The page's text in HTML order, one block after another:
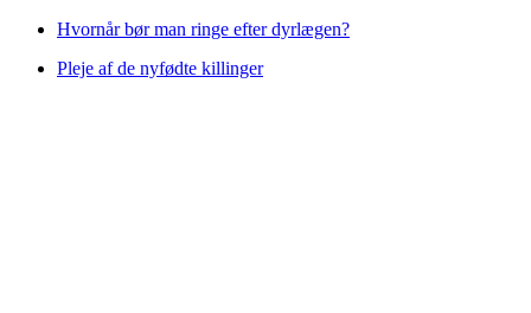
Hvornår bør man ringe efter dyrlægen?
Pleje af de nyfødte killinger